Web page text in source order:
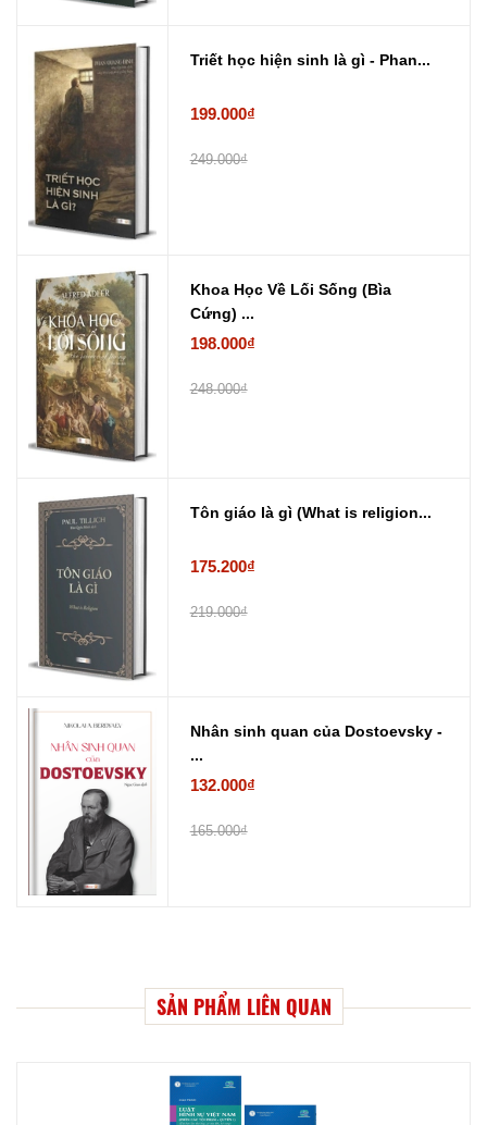
Triết học hiện sinh là gì - Phan...
199.000₫
249.000₫
Khoa Học Về Lối Sống (Bìa
Cứng) ...
198.000₫
248.000₫
Tôn giáo là gì (What is religion...
175.200₫
219.000₫
Nhân sinh quan của Dostoevsky -
...
132.000₫
165.000₫
SẢN PHẨM LIÊN QUAN